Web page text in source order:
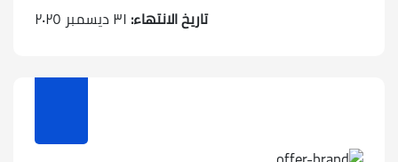
تاريخ الانتهاء: ٣١ ديسمبر ٢٠٢٥